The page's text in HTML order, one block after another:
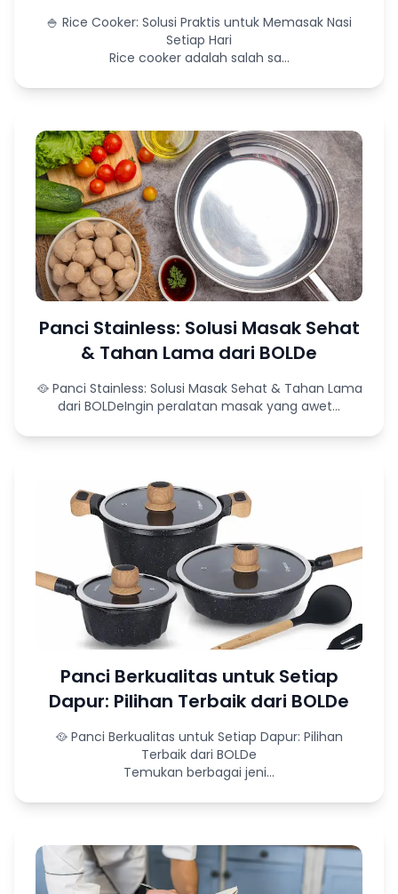
🍚 Rice Cooker: Solusi Praktis untuk Memasak Nasi
Setiap Hari
Rice cooker adalah salah sa...
Panci Stainless: Solusi Masak Sehat
& Tahan Lama dari BOLDe
🥘 Panci Stainless: Solusi Masak Sehat & Tahan Lama
dari BOLDeIngin peralatan masak yang awet...
Panci Berkualitas untuk Setiap
Dapur: Pilihan Terbaik dari BOLDe
🥘 Panci Berkualitas untuk Setiap Dapur: Pilihan
Terbaik dari BOLDe
Temukan berbagai jeni...